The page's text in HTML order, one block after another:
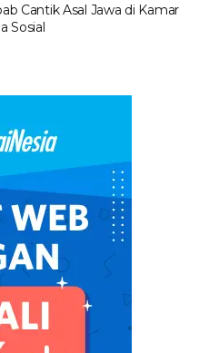
Cantik Asal Jawa di Kamar
Sosial